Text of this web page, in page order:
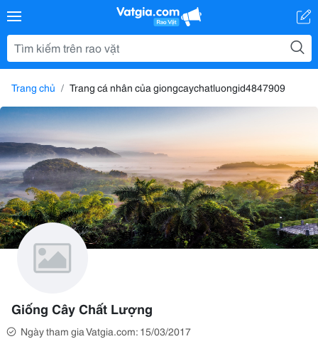
Trang chủ Trang cá nhân của giongcaychatluongid4847909
Giống Cây Chất Lượng
Ngày tham gia Vatgia.com: 15/03/2017